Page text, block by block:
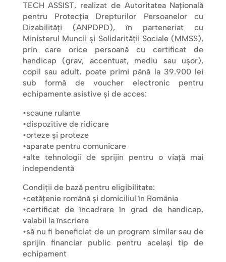
TECH ASSIST, realizat de Autoritatea Națională
pentru Protecția Drepturilor Persoanelor cu
Dizabilități (ANPDPD), în parteneriat cu
Ministerul Muncii și Solidarității Sociale (MMSS),
prin care orice persoană cu certificat de
handicap (grav, accentuat, mediu sau ușor),
copil sau adult, poate primi până la 39.900 lei
sub formă de voucher electronic pentru
echipamente asistive și de acces:
•scaune rulante
•dispozitive de ridicare
•orteze și proteze
•aparate pentru comunicare
•alte tehnologii de sprijin pentru o viață mai
independentă
Condiții de bază pentru eligibilitate:
•cetățenie română și domiciliul în România
•certificat de încadrare în grad de handicap,
valabil la înscriere
•să nu fi beneficiat de un program similar sau de
sprijin financiar public pentru același tip de
echipament